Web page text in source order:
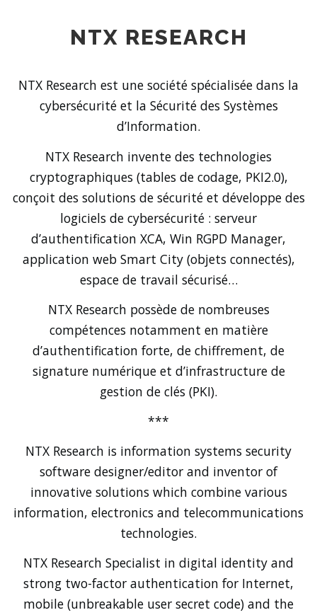
NTX RESEARCH
NTX Research est une société spécialisée dans la
cybersécurité et la Sécurité des Systèmes
d’Information.
NTX Research invente des technologies
cryptographiques (tables de codage, PKI2.0),
conçoit des solutions de sécurité et développe des
logiciels de cybersécurité : serveur
d’authentification XCA, Win RGPD Manager,
application web Smart City (objets connectés),
espace de travail sécurisé…
NTX Research possède de nombreuses
compétences notamment en matière
d’authentification forte, de chiffrement, de
signature numérique et d’infrastructure de
gestion de clés (PKI).
***
NTX Research is information systems security
software designer/editor and inventor of
innovative solutions which combine various
information, electronics and telecommunications
technologies.
NTX Research Specialist in digital identity and
strong two-factor authentication for Internet,
mobile (unbreakable user secret code) and the